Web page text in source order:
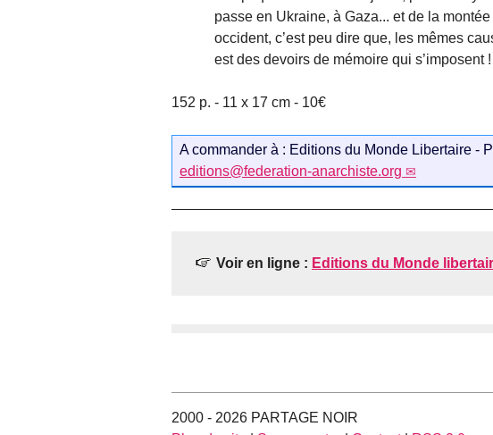
passe en Ukraine, à Gaza... et de la
occident, c’est peu dire que, les mêmes
est des devoirs de mémoire qui s’imposent
152 p. - 11 x 17 cm - 10€
A commander à : Editions du Monde Libertaire -
editions@federation-anarchiste.org
Voir en ligne : Editions du Monde
2000 - 2026 PARTAGE NOIR